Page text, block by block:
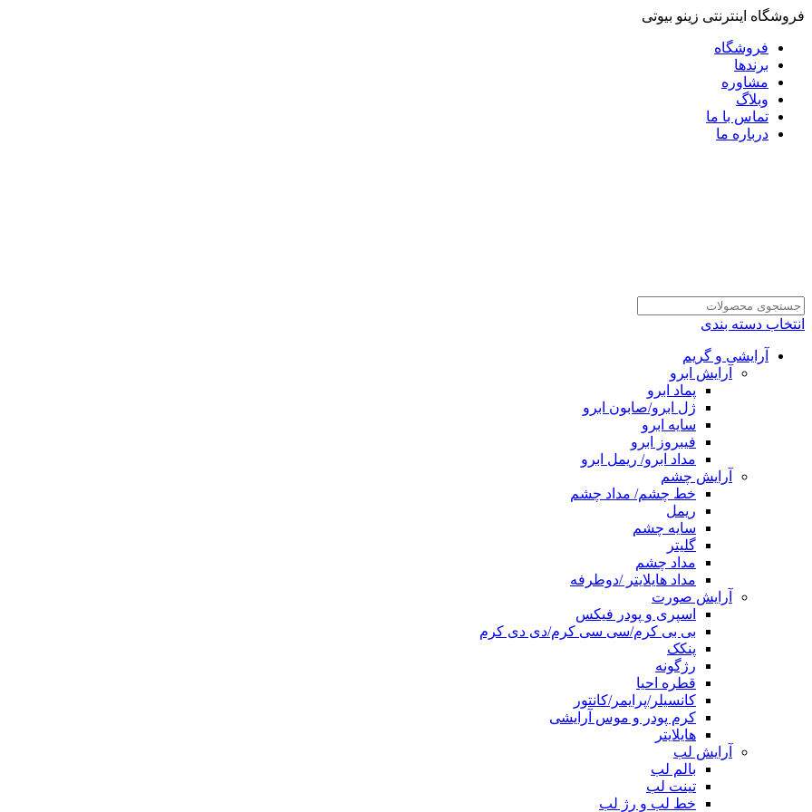
فروشگاه اینترنتی زینو بیوتی
فروشگاه
برندها
مشاوره
وبلاگ
تماس با ما
درباره ما
انتخاب دسته بندی
آرایشی و گریم
آرایش ابرو
پماد ابرو
ژل ابرو/صابون ابرو
سایه ابرو
فیبروز ابرو
مداد ابرو/ ریمل ابرو
آرایش چشم
خط چشم/ مداد چشم
ریمل
سایه چشم
گلیتر
مداد چشم
مداد هایلایتر /دوطرفه
آرایش صورت
اسپری و پودر فیکس
بی بی کرم/سی سی کرم/دی دی کرم
پنکک
رژگونه
قطره احیا
کانسیلر/پرایمر/کانتور
کرم پودر و موس آرایشی
هایلایتر
آرایش لب
بالم لب
تینت لب
خط لب و رژ لب